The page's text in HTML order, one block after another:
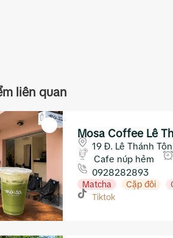
liên quan
Mosa Coffee Lê
19 Đ. Lê Thánh
Cafe núp hẻm
0928282893
Matcha Cặp đôi
Tiktok